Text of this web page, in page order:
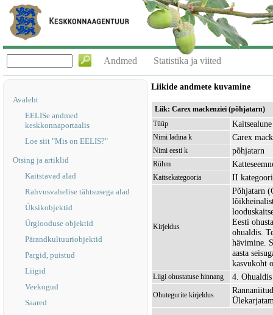
Andmed Statistika ja viited
Avaleht
EELISe andmed
keskkonnaportaalis
Loe siit "Mis on EELIS?"
Otsing ja artiklid
Kaitstavad alad
Rahvusvahelise tähtsusega alad
Üksikobjektid
Ürglooduse objektid
Pärandkultuuriobjektid
Pargid, puistud
Liigid
Veekogud
Saared
Liikide andmete kuvamine
Liik: Carex mackenziei (põhjatarn)
Tüüp
Nimi ladina k Carex
Nimi eesti k põhjatarn
Rühm
Kaitsekategooria II
Kirjeldus
Põhjatarn
Eesti
ohualdis.
hävimine.
aasta
kasvukoht
Liigi ohustatuse hinnang 4.
Ohutegurite kirjeldus